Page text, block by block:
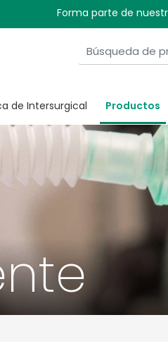
Forma parte de
United
de Intersurgical Productos